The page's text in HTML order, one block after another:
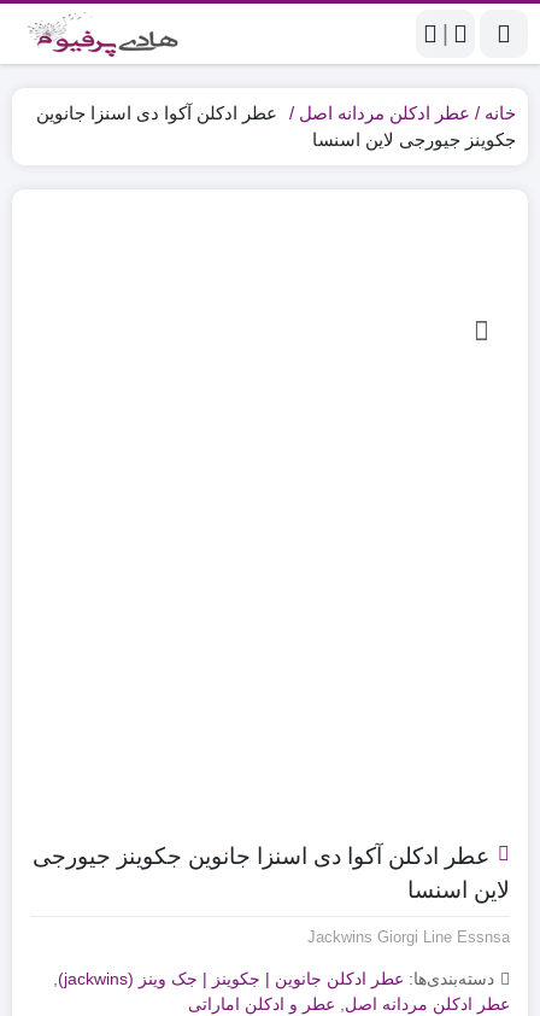
خانه عطر ادکلن مردانه اصل
عطر ادکلن آکوا دی اسنزا جانوین
جکوینز جیورجی لاین اسنسا
عطر ادکلن آکوا دی اسنزا جانوین جکوینز جیورجی
لاین اسنسا
Jackwins Giorgi Line Essnsa
دسته‌بندی‌ها: عطر ادکلن جانوین | جکوینز | جک وینز (jackwins)
عطر ادکلن مردانه اصل, عطر و ادکلن اماراتی